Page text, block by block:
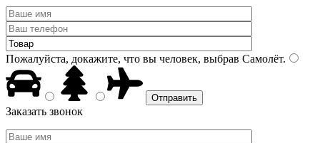
Пожалуйста, докажите, что вы человек, выбрав Самолёт.
Заказать звонок